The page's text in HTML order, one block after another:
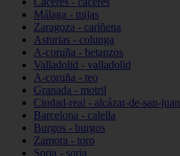
Málaga - mijas
Zaragoza - cariñena
Asturias - colunga
A-coruña - betanzos
Valladolid - valladolid
A-coruña - teo
Granada - motril
Ciudad-real - alcázar-de-san-juan
Barcelona - calella
Burgos - burgos
Zamora - toro
Soria - soria